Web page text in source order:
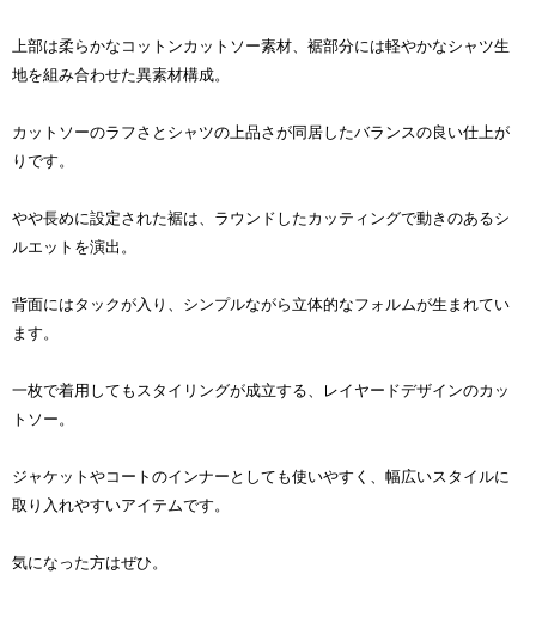
上部は柔らかなコットンカットソー素材、裾部分には軽やかなシャツ生
地を組み合わせた異素材構成。
カットソーのラフさとシャツの上品さが同居したバランスの良い仕上が
りです。
やや長めに設定された裾は、ラウンドしたカッティングで動きのあるシ
ルエットを演出。
背面にはタックが入り、シンプルながら立体的なフォルムが生まれてい
ます。
一枚で着用してもスタイリングが成立する、レイヤードデザインのカッ
トソー。
ジャケットやコートのインナーとしても使いやすく、幅広いスタイルに
取り入れやすいアイテムです。
気になった方はぜひ。